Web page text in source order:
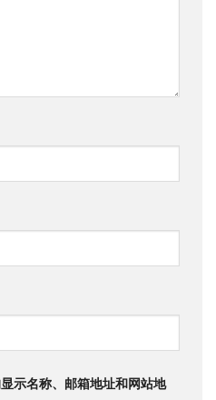
示名称、邮箱地址和网站地